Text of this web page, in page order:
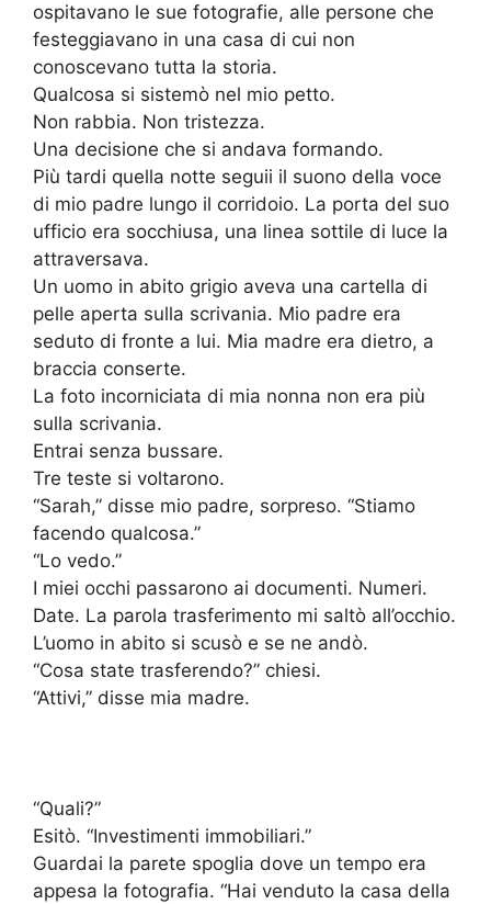
ospitavano le sue fotografie, alle persone che
festeggiavano in una casa di cui non
conoscevano tutta la storia.
Qualcosa si sistemò nel mio petto.
Non rabbia. Non tristezza.
Una decisione che si andava formando.
Più tardi quella notte seguii il suono della voce
di mio padre lungo il corridoio. La porta del suo
ufficio era socchiusa, una linea sottile di luce la
attraversava.
Un uomo in abito grigio aveva una cartella di
pelle aperta sulla scrivania. Mio padre era
seduto di fronte a lui. Mia madre era dietro, a
braccia conserte.
La foto incorniciata di mia nonna non era più
sulla scrivania.
Entrai senza bussare.
Tre teste si voltarono.
“Sarah,” disse mio padre, sorpreso. “Stiamo
facendo qualcosa.”
“Lo vedo.”
I miei occhi passarono ai documenti. Numeri.
Date. La parola trasferimento mi saltò all’occhio.
L’uomo in abito si scusò e se ne andò.
“Cosa state trasferendo?” chiesi.
“Attivi,” disse mia madre.
“Quali?”
Esitò. “Investimenti immobiliari.”
Guardai la parete spoglia dove un tempo era
appesa la fotografia. “Hai venduto la casa della